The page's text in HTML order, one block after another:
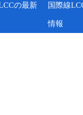
の最新 国際線
情報